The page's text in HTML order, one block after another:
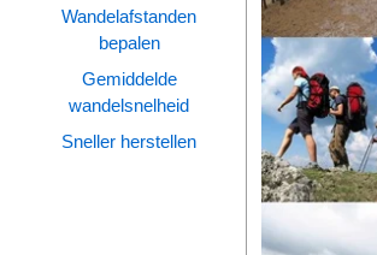
Wandelafstanden
bepalen
Gemiddelde
wandelsnelheid
Sneller herstellen
Boeken